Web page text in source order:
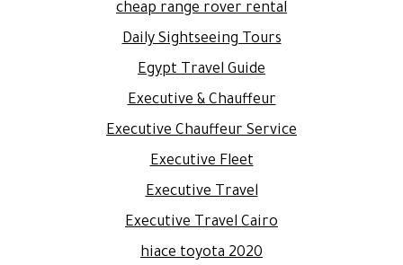
cheap range rover rental
Daily Sightseeing Tours
Egypt Travel Guide
Executive & Chauffeur
Executive Chauffeur Service
Executive Fleet
Executive Travel
Executive Travel Cairo
hiace toyota 2020